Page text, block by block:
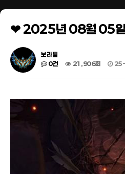
❤ 2025년 08월 05일
보라팀
0건
21,906회